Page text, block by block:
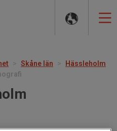
NAVIGATION
Skåne län
Hässleholm